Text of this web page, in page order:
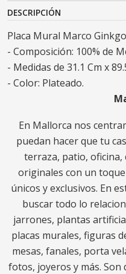
DESCRIPCIÓN
Placa Mural Marco
- Composición: 100% de
- Medidas de 31.1 Cm x
- Color: Plateado.
En Mallorca nos
puedan hacer que tu
terraza, patio, oficina,
originales con un
únicos y exclusivos. En
buscar todo lo
jarrones, plantas
placas murales, figuras
mesas, fanales, porta
fotos, joyeros y más. Son